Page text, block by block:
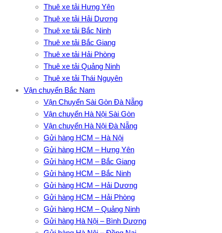
Thuê xe tải Hưng Yên
Thuê xe tải Hải Dương
Thuê xe tải Bắc Ninh
Thuê xe tải Bắc Giang
Thuê xe tải Hải Phòng
Thuê xe tải Quảng Ninh
Thuê xe tải Thái Nguyên
Vận chuyển Bắc Nam
Vận Chuyển Sài Gòn Đà Nẵng
Vận chuyển Hà Nội Sài Gòn
Vận chuyển Hà Nội Đà Nẵng
Gửi hàng HCM – Hà Nội
Gửi hàng HCM – Hưng Yên
Gửi hàng HCM – Bắc Giang
Gửi hàng HCM – Bắc Ninh
Gửi hàng HCM – Hải Dương
Gửi hàng HCM – Hải Phòng
Gửi hàng HCM – Quảng Ninh
Gửi hàng Hà Nội – Bình Dương